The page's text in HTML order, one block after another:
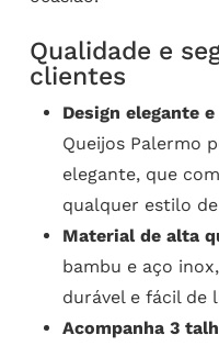
Qualidade e
clientes
Design elegante
Queijos Palermo
elegante, que
qualquer estilo
Material de alta
bambu e aço
durável e fácil de
Acompanha 3